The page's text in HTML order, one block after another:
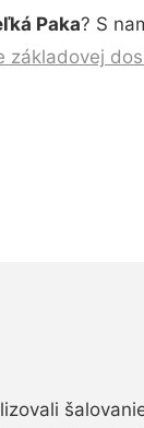
Paka? S
základovej